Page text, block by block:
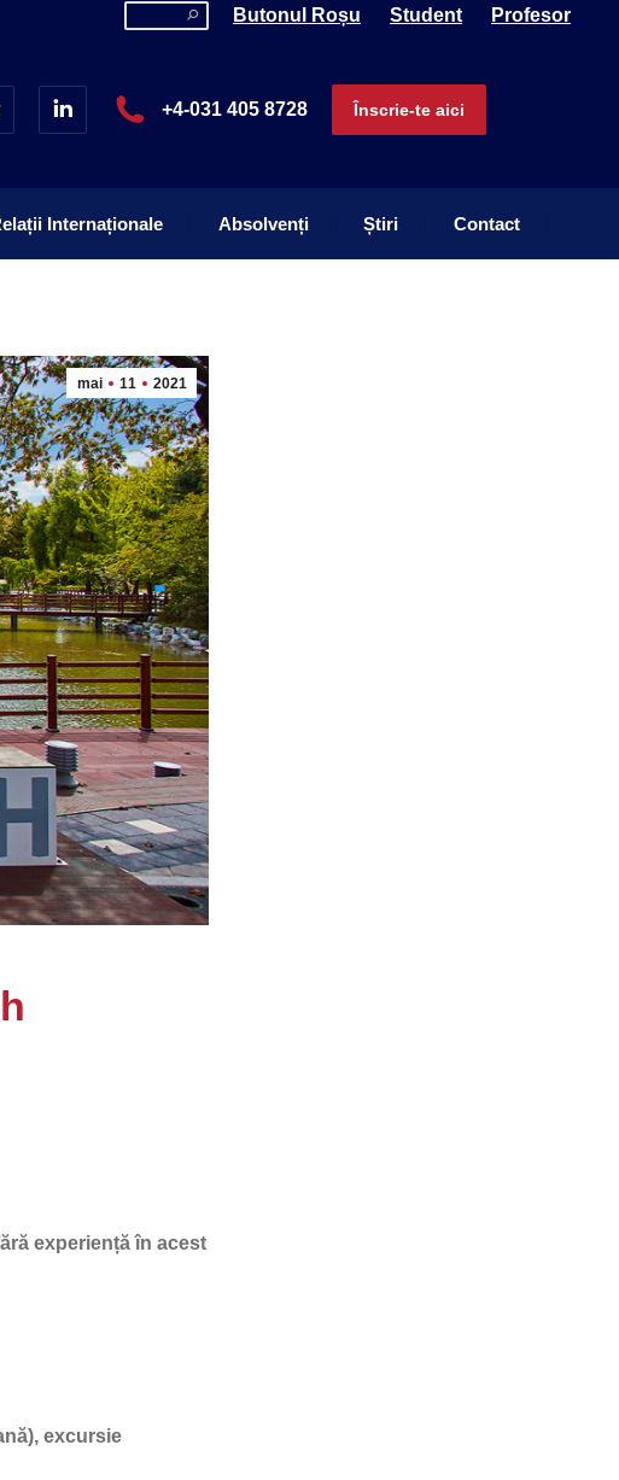
Search: Butonul Roșu Student Profesor
+4-031 405 8728 Înscrie-te aici
Internaționale Absolvenți Știri Contact
mai 11 2021
experiență în acest
excursie
Relații Internaționale